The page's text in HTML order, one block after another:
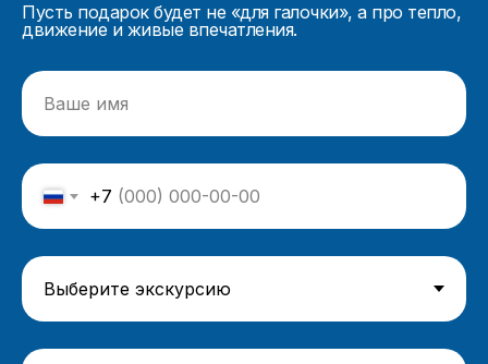
Пусть подарок будет не «для галочки», а про тепло,
движение и живые впечатления.
+7